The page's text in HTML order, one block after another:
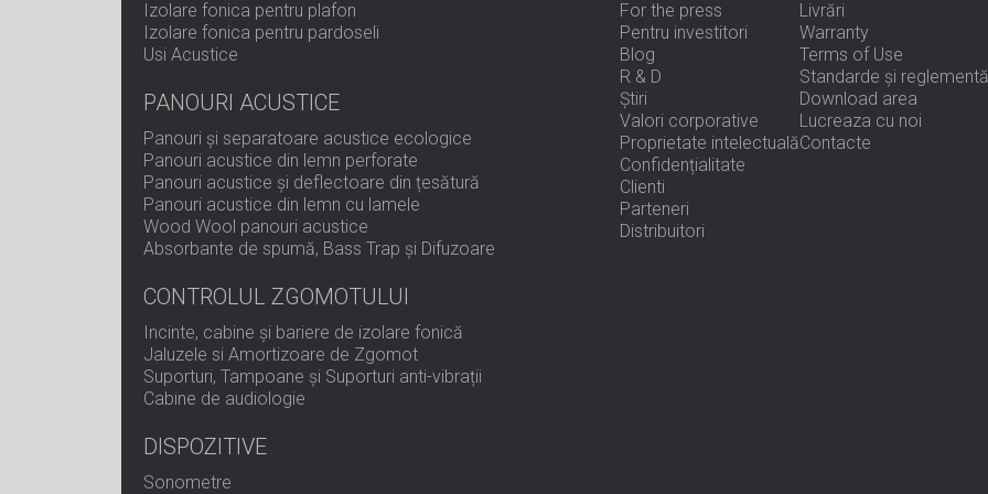
Izolare fonica pentru plafon
Izolare fonica pentru pardoseli
Usi Acustice
PANOURI ACUSTICE
Panouri și separatoare acustice ecologice
Panouri acustice din lemn perforate
Panouri acustice și deflectoare din țesătură
Panouri acustice din lemn cu lamele
Wood Wool panouri acustice
Absorbante de spumă, Bass Trap și Difuzoare
CONTROLUL ZGOMOTULUI
Incinte, cabine și bariere de izolare fonică
Jaluzele si Amortizoare de Zgomot
Suporturi, Tampoane și Suporturi anti-vibrații
Cabine de audiologie
DISPOZITIVE
Sonometre
For the press
Pentru investitori
Blog
R & D
Știri
Valori corporative
Proprietate intelectuală
Confidențialitate
Clienti
Parteneri
Distribuitori
Livrări
Warranty
Terms of Use
Standarde și
Download area
Lucreaza cu noi
Contacte